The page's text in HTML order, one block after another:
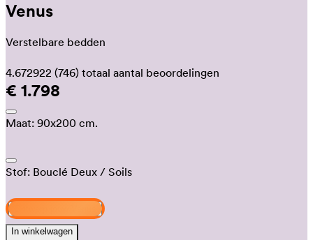
Venus
Verstelbare bedden
4.672922 (746) totaal aantal beoordelingen
€ 1.798
Maat: 90x200 cm.
Stof: Bouclé Deux / Soils
In winkelwagen